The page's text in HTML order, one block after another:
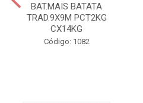
BAT.MAIS BATATA
TRAD.9X9M PCT2KG
CX14KG
Código: 1082